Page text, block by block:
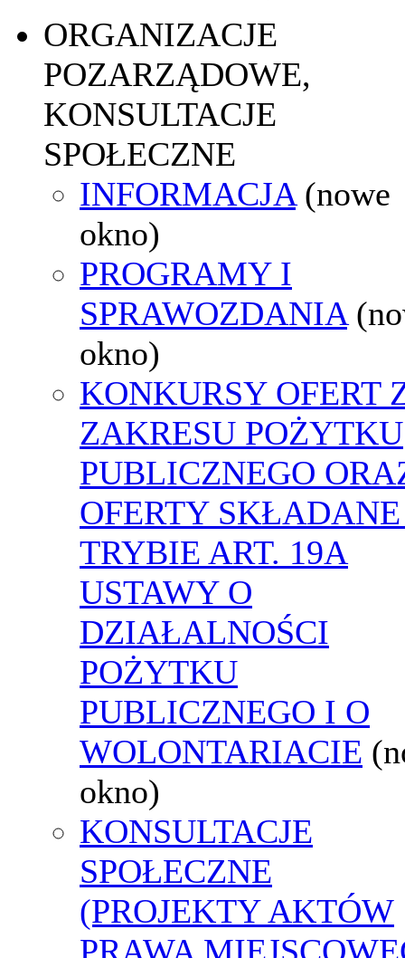
ORGANIZACJE
POZARZĄDOWE,
KONSULTACJE
SPOŁECZNE
INFORMACJA (nowe
okno)
PROGRAMY I
SPRAWOZDANIA
okno)
KONKURSY OFERT
ZAKRESU POŻYTKU
PUBLICZNEGO
OFERTY
TRYBIE ART. 19A
USTAWY O
DZIAŁALNOŚCI
POŻYTKU
PUBLICZNEGO I O
WOLONTARIACIE
okno)
KONSULTACJE
SPOŁECZNE
(PROJEKTY AKTÓW